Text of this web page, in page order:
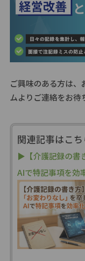
ご興味のある方は、
ムよりご連絡をお待
関連記事はこち
▶【介護記録の書
AIで特記事項を効